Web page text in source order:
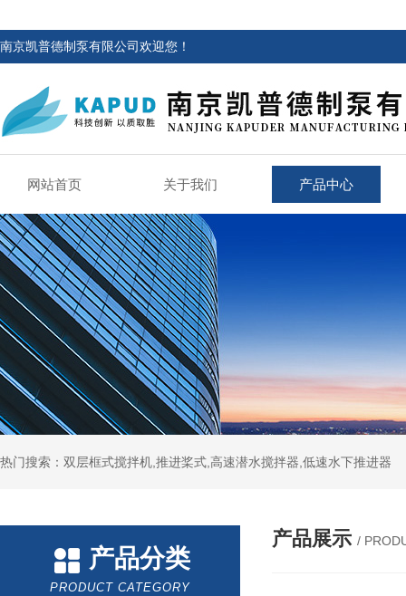
南京凯普德制泵有限公司欢迎您！
网站首页 关于我们 产品中心
热门搜索：双层框式搅拌机,推进桨式,高速潜水搅拌器,低速水下推进器
产品分类
PRODUCT CATEGORY
产品展示 /